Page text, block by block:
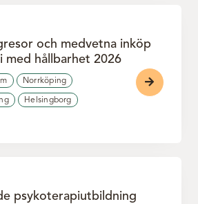
och medvetna inköp
hållbarhet 2026
Norrköping
Helsingborg
psykoterapiutbildning